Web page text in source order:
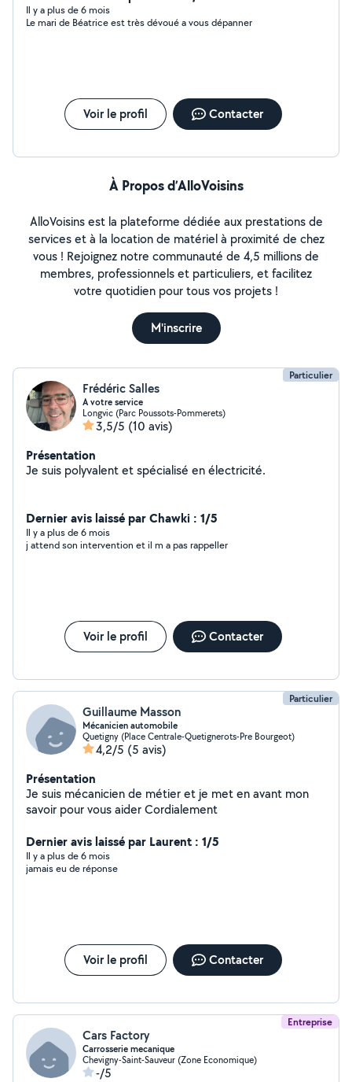
adapte a tous
Il y a plus de 6 mois
Le mari de Béatrice est très dévoué a vous dépanner
Voir le profil Contacter
À Propos d’AlloVoisins
AlloVoisins est la plateforme dédiée aux prestations de
services et à la location de matériel à proximité de chez
vous ! Rejoignez notre communauté de 4,5 millions de
membres, professionnels et particuliers, et facilitez
votre quotidien pour tous vos projets !
M'inscrire
Particulier
Frédéric Salles
A votre service
Longvic (Parc Poussots-Pommerets)
3,5/5 (10 avis)
Présentation
Je suis polyvalent et spécialisé en électricité.
Dernier avis laissé par Chawki : 1/5
Il y a plus de 6 mois
j attend son intervention et il m a pas rappeller
Voir le profil Contacter
Particulier
Guillaume Masson
Mécanicien automobile
Quetigny (Place Centrale-Quetignerots-Pre Bourgeot)
4,2/5 (5 avis)
Présentation
Je suis mécanicien de métier et je met en avant mon
savoir pour vous aider Cordialement
Dernier avis laissé par Laurent : 1/5
Il y a plus de 6 mois
jamais eu de réponse
Voir le profil Contacter
Entreprise
Cars Factory
Carrosserie mecanique
Chevigny-Saint-Sauveur (Zone Economique)
-/5